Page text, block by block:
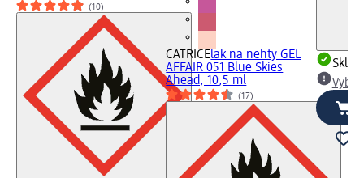
(10)
CATRICElak na nehty GEL
AFFAIR 051 Blue Skies
Ahead, 10,5 ml
(17)